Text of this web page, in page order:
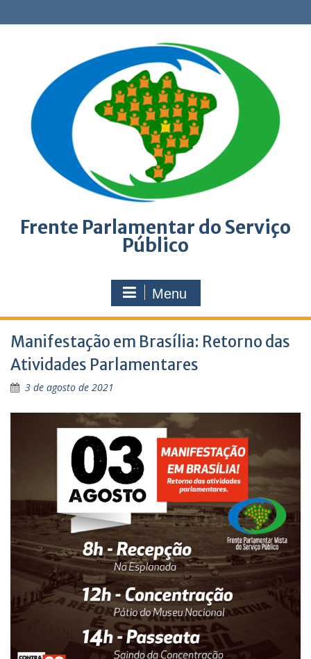
to
Frente Parlamentar do Serviço
Público
Menu
Manifestação em Brasília: Retorno das
Atividades Parlamentares
3 de agosto de 2021